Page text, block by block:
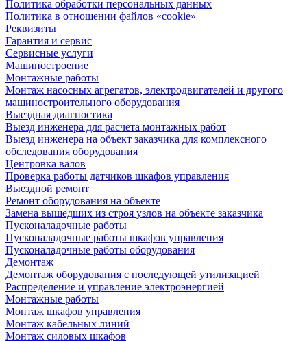
Политика обработки персональных данных
Политика в отношении файлов «cookie»
Реквизиты
Гарантия и сервис
Сервисные услуги
Машиностроение
Монтажные работы
Монтаж насосных агрегатов, электродвигателей и другого
машиностроительного оборудования
Выездная диагностика
Выезд инженера для расчета монтажных работ
Выезд инженера на объект заказчика для комплексного
обследования оборудования
Центровка валов
Проверка работы датчиков шкафов управления
Выездной ремонт
Ремонт оборудования на объекте
Замена вышедших из строя узлов на объекте заказчика
Пусконаладочные работы
Пусконаладочные работы шкафов управления
Пусконаладочные работы оборудования
Демонтаж
Демонтаж оборудования с последующей утилизацией
Распределение и управление электроэнергией
Монтажные работы
Монтаж шкафов управления
Монтаж кабельных линий
Монтаж силовых шкафов